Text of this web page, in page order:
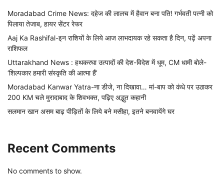
Moradabad Crime News: दहेज की लालच में हैवान बना पति! गर्भवती पत्नी को
पिलाया तेजाब, हायर सेंटर रेफर
Aaj Ka Rashifal-इन राशियों के लिये आज लाभदायक रहे सकता है दिन, पढ़ें अपना
राशिफल
Uttarakhand News : हथकरघा उत्पादों की देश-विदेश में धूम, CM धामी बोले-
‘शिल्पकार हमारी संस्कृति की आत्मा हैं’
Moradabad Kanwar Yatra-ना डीजे, ना दिखावा… मां-बाप को कंधे पर उठाकर
200 KM चले मुरादाबाद के शिवभक्त, पढ़िए अद्भुत कहानी
सलमान खान असम बाढ़ पीड़ितों के लिये बने मसीहा, इतने बनवायेंगे घर
Recent Comments
No comments to show.